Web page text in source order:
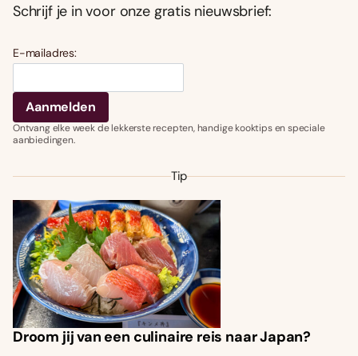
Schrijf je in voor onze gratis nieuwsbrief:
E-mailadres:
Ontvang elke week de lekkerste recepten, handige kooktips en speciale
aanbiedingen.
Tip
Droom jij van een culinaire reis naar Japan?